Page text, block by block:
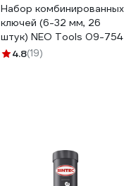
Набор комбинированных
ключей (6-32 мм, 26
штук) NEO Tools 09-754
4.8(19)